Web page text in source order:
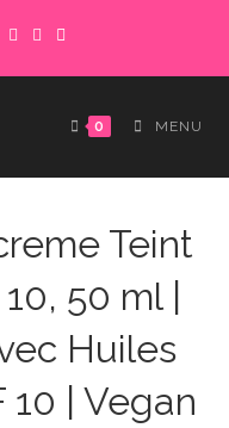
0 MENU
Teint
50 ml |
Huiles
10 | Vegan